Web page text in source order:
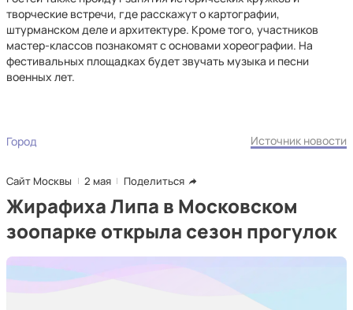
творческие встречи, где расскажут о картографии,
штурманском деле и архитектуре. Кроме того, участников
мастер-классов познакомят с основами хореографии. На
фестивальных площадках будет звучать музыка и песни
военных лет.
Город Источник новости
Сайт Москвы 2 мая Поделиться
Жирафиха Липа в Московском
зоопарке открыла сезон прогулок